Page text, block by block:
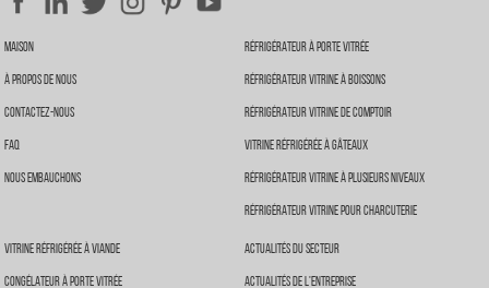
Maison
À Propos De Nous
Contactez-Nous
FAQ
Nous Embauchons
Réfrigérateur À Porte Vitrée
Réfrigérateur Vitrine À Boissons
Réfrigérateur Vitrine De Comptoir
Vitrine Réfrigérée À Gâteaux
Réfrigérateur Vitrine À Plusieurs Niveaux
Réfrigérateur Vitrine Pour Charcuterie
Vitrine Réfrigérée À Viande
Congélateur À Porte Vitrée
Actualités Du Secteur
Actualités De L'entreprise